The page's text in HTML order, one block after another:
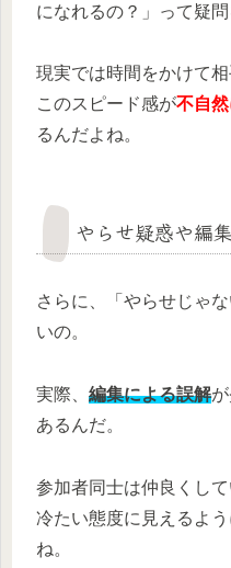
になれるの？」って疑
現実では時間をかけて
このスピード感が不自
るんだよね。
やらせ疑惑や編
さらに、「やらせじゃ
いの。
実際、 編集による誤解
あるんだ。
参加者同士は仲良くし
冷たい態度に見えるよ
ね。